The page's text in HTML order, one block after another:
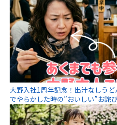
大野入社1周年記念！出汁なしう
でやらかした時の”おいしい”お詫